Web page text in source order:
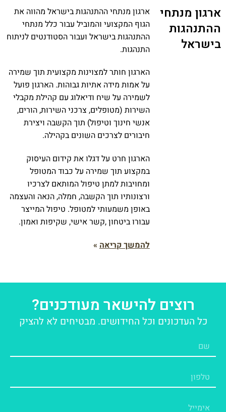
ארגון מנתחי
ההתנהגות
בישראל
ארגון מנתחי ההתנהגות בישראל מהווה את
הגוף המקצועי והמוביל עבור כלל מנתחי
ההתנהגות בישראל ועבור הסטודנטים לניתוח
התנהגות.
הארגון חותר למצוינות מקצועית תוך שמירה
על אמות מידה אתיות גבוהות. הארגון פועל
לשמירה על שיח ודיאלוג עם קהילת מקבלי
השירות (מטופלים, צרכני השירות, הורים,
אנשי חינוך וטיפול) תוך הקשבה ויצירת
חיבורים לצרכים השונים בקהילה.
הארגון חרט על דגלו את קידום העיסוק
במקצוע תוך שמירה על כבוד המטופל
ומחויבות למתן טיפול המותאם לצרכיו
ורצונותיו תוך הקשבה, חמלה, הנאה והעצמה
באופן משמעותי למטופל. טיפול המייצר
עבורו ביטחון ,קשר אישי, שקיפות ואמון.
להמשך קריאה»
רוצים להישאר מעודכנים?
כל העדכונים וכל החידושים. מבטיחים לא להציק